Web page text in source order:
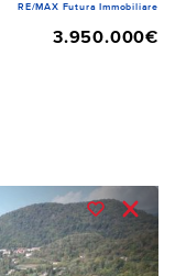
RE/MAX Futura Immobiliare
3.950.000€